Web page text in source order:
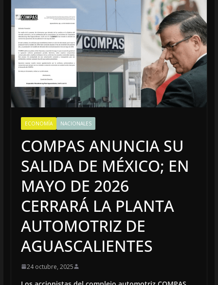
ECONOMÍA NACIONALES
COMPAS ANUNCIA SU
SALIDA DE MÉXICO; EN
MAYO DE 2026
CERRARÁ LA PLANTA
AUTOMOTRIZ DE
AGUASCALIENTES
24 octubre, 2025